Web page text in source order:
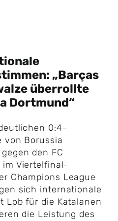
„Barças
überrollte
Dortmund“
0:4-
von Borussia
den FC
im Viertelfinal-
Champions League
sich internationale
Lob für die Katalanen
die Leistung des